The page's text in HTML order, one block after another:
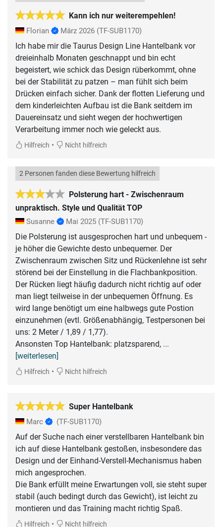
Kann ich nur weiterempehlen!
Florian März 2026 (TF-SUB1170)
Ich habe mir die Taurus Design Line Hantelbank vor
dreieinhalb Monaten geschnappt und bin echt
begeistert, wie schick das Design rüberkommt, ohne
bei der Stabilität zu patzen – man fühlt sich beim
Drücken einfach sicher. Dank der flotten Lieferung und
dem kinderleichten Aufbau ist die Bank seitdem im
Dauereinsatz und sieht wegen der hochwertigen
Verarbeitung immer noch wie geleckt aus.
Hilfreich • Nicht hilfreich
Polsterung hart - Zwischenraum
unpraktisch. Style und Qualität TOP
2 Personen fanden diese Bewertung hilfreich
Susanne Mai 2025 (TF-SUB1170)
Die Polsterung ist ausgesprochen hart und unbequem -
je höher die Gewichte desto unbequemer. Der
Zwischenraum zwischen Sitz und Rückenlehne ist sehr
störend bei der Einstellung in die Flachbankposition.
Der Rücken liegt häufig dadurch nicht richtig auf oder
man liegt teilweise in der unbequemen Öffnung. Es
wird lange benötigt um eine halbwegs gute Postion
einzunehmen (evtl. Größenabhängig, Testpersonen bei
uns: 2 Meter / 1,89 / 1,77).
Ansonsten Top Hantelbank: platzsparend, ...
[weiterlesen]
Hilfreich • Nicht hilfreich
Super Hantelbank
Marc (TF-SUB1170)
Auf der Suche nach einer verstellbaren Hantelbank bin
ich auf diese Hantelbank gestoßen, insbesondere das
Design und der Einhand-Verstell-Mechanismus haben
mich angesprochen.
Die Bank erfüllt meine Erwartungen voll, sie steht super
stabil (auch bedingt durch das Gewicht), ist leicht zu
montieren und das Training macht richtig Spaß.
Hilfreich • Nicht hilfreich